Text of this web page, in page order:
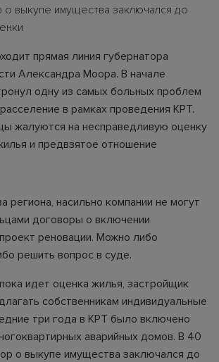
о выкупе имущества заключался до
прямая линия губернатора
Александра Моора. В начале
одну из самых больных проблем
в рамках проведения КРТ.
жалуются на несправедливую оценку
и предвзятое отношение
региона, насильно компании не могут
договоры о включении
реновации. Можно либо
решить вопрос в суде.
идет оценка жилья, застройщик
собственникам индивидуальные
три года в КРТ было включено
аварийных домов. В 40
о выкупе имущества заключался до